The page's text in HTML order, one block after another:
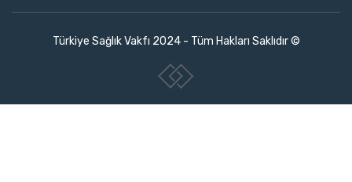
Türkiye Sağlık Vakfı 2024 - Tüm Hakları Saklıdır ©
www.collectivepeople.com.tr